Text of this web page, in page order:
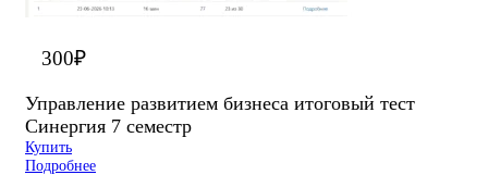
300₽
Управление развитием бизнеса итоговый тест
Синергия 7 семестр
Купить
Подробнее